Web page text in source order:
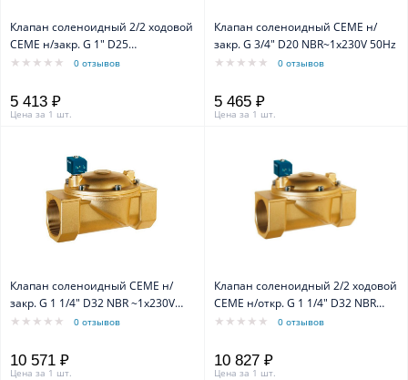
Клапан соленоидный 2/2 ходовой
CEME н/закр. G 1" D25
NBR~1x230V 50Hz
0 отзывов
5 413 ₽
Цена за 1 шт.
Клапан соленоидный CEME н/
закр. G 3/4" D20 NBR~1x230V 50Hz
0 отзывов
5 465 ₽
Цена за 1 шт.
Клапан соленоидный CEME н/
закр. G 1 1/4" D32 NBR ~1x230V
50Hz
0 отзывов
10 571 ₽
Цена за 1 шт.
Клапан соленоидный 2/2 ходовой
CEME н/откр. G 1 1/4" D32 NBR
~1x24V 50Hz0 отзывов
10 827 ₽
Цена за 1 шт.